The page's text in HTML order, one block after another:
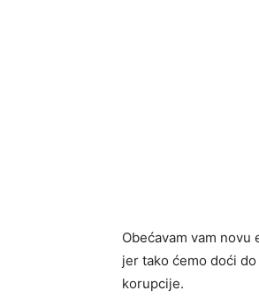
Obećavam vam
jer tako ćemo doći
korupcije.